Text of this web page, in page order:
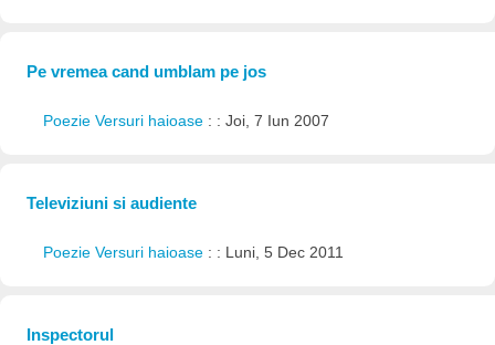
Pe vremea cand umblam pe jos
Poezie Versuri haioase : : Joi, 7 Iun 2007
Televiziuni si audiente
Poezie Versuri haioase : : Luni, 5 Dec 2011
Inspectorul